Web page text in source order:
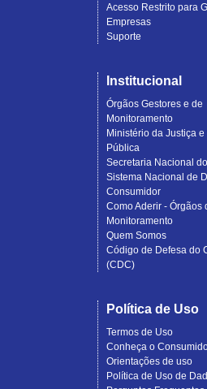
Acesso Restrito para
Empresas
Suporte
Institucional
Órgãos Gestores e de
Monitoramento
Ministério da Justiça
Pública
Secretaria Nacional
Sistema Nacional de
Consumidor
Como Aderir - Órgãos
Monitoramento
Quem Somos
Código de Defesa do
(CDC)
Política de Uso
Termos de Uso
Conheça o
Orientações de uso
Política de Uso de